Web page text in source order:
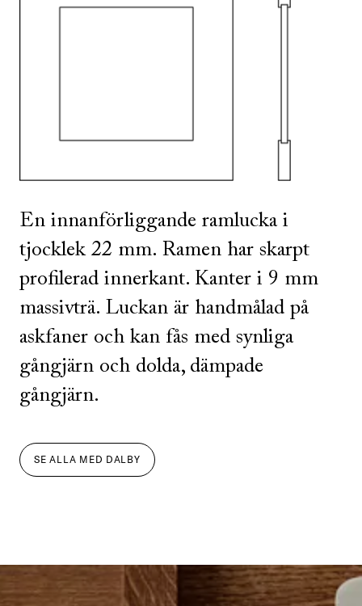
En innanförliggande ramlucka i
tjocklek 22 mm. Ramen har skarpt
profilerad innerkant. Kanter i 9 mm
massivträ. Luckan är handmålad på
askfaner och kan fås med synliga
gångjärn och dolda, dämpade
gångjärn.
SE ALLA MED DALBY